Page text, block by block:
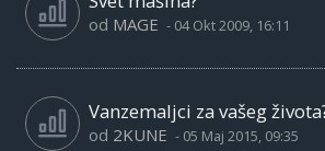
od MAGE - 04 Okt 2009, 16:11
Vanzemaljci za vašeg
od 2KUNE - 05 Maj 2015, 09:35